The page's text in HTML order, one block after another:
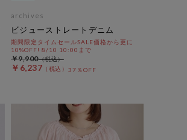
archives
ビジューストレートデニム
期間限定タイムセールSALE価格から更に
10%OFF! 8/10 10:00まで
￥6,237 37％OFF
￥9,900